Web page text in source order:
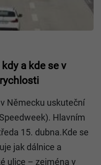
a kde se v
Německu uskuteční
Hlavním
15. dubna.Kde se
jak dálnice a
ulice – zejména v